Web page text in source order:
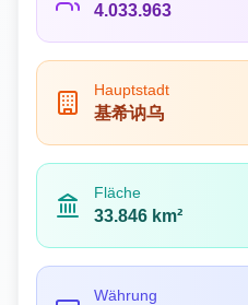
4.033.963
Hauptstadt
基希讷乌
Fläche
33.846 km²
Währung